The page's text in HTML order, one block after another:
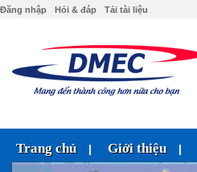
Đăng nhập Hỏi & đáp Tải tài liệu
Trang chủ | Giới thiệu |